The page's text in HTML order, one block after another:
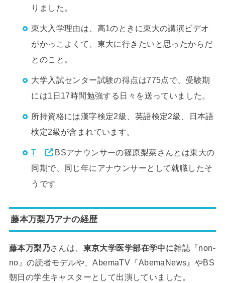
りました。
東大入学理由は、高1のときに東大の講演ビデオ
がかっこよくて、東大に行きたいと思ったからだ
とのこと。
大学入試センター試験の得点は775点で、受験期
には1日17時間勉強する日々を送っていました。
所持資格には漢字検定2級、英語検定2級、日本語
検定2級が含まれています。
T
BSアナウンサーの篠原梨菜さんとは東大の
同期で、同じ年にアナウンサーとして就職したそ
うです
藤本万梨乃アナの経歴
藤本万梨乃さんは、 東京大学医学部在学中に雑誌『non-
no』の読者モデルや、AbemaTV『AbemaNews』やBS
朝日の学生キャスターとして出演していました。